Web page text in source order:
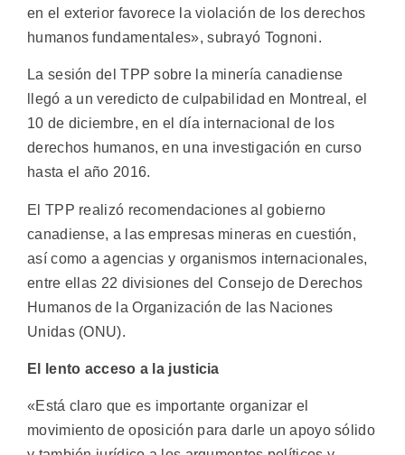
en el exterior favorece la violación de los derechos
humanos fundamentales», subrayó Tognoni.
La sesión del TPP sobre la minería canadiense
llegó a un veredicto de culpabilidad en Montreal, el
10 de diciembre, en el día internacional de los
derechos humanos, en una investigación en curso
hasta el año 2016.
El TPP realizó recomendaciones al gobierno
canadiense, a las empresas mineras en cuestión,
así como a agencias y organismos internacionales,
entre ellas 22 divisiones del Consejo de Derechos
Humanos de la Organización de las Naciones
Unidas (ONU).
El lento acceso a la justicia
«Está claro que es importante organizar el
movimiento de oposición para darle un apoyo sólido